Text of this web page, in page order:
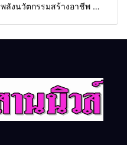
พลังนวัตกรรมสร้างอาชีพ นำ